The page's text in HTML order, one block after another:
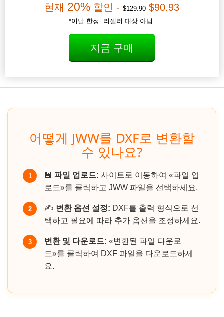
현재 20% 할인 - $129.90 $90.93
*이달 한정. 리셀러 대상 아님.
지금 구매
어떻게 JWW를 DXF로 변환할
수 있나요?
1 💾 파일 업로드: 사이트로 이동하여 «파일 업
로드»를 클릭하고 JWW 파일을 선택하세요.
2 ✍️ 변환 옵션 설정: DXF를 출력 형식으로 선
택하고 필요에 따라 추가 옵션을 조정하세요.
3 변환 및 다운로드: «변환된 파일 다운로
드»를 클릭하여 DXF 파일을 다운로드하세
요.